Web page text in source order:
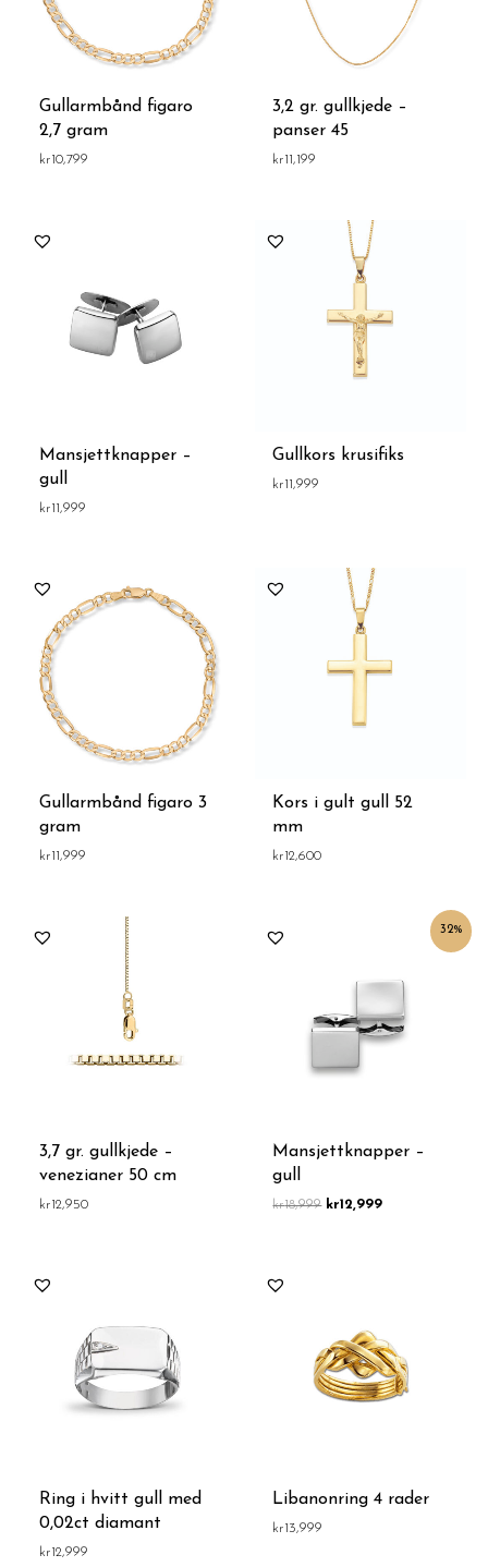
Gullarmbånd figaro
2,7 gram
kr10,799
3,2 gr. gullkjede –
panser 45
kr11,199
Mansjettknapper –
gull
kr11,999
Gullkors krusifiks
kr11,999
Gullarmbånd figaro 3
gram
kr11,999
Kors i gult gull 52
mm
kr12,600
3,7 gr. gullkjede –
venezianer 50 cm
kr12,950
32%
Mansjettknapper –
gull
kr18,999 kr12,999
Nåværende
Ring i hvitt gull med
0,02ct diamant
kr12,999
Libanonring 4 rader
kr13,999